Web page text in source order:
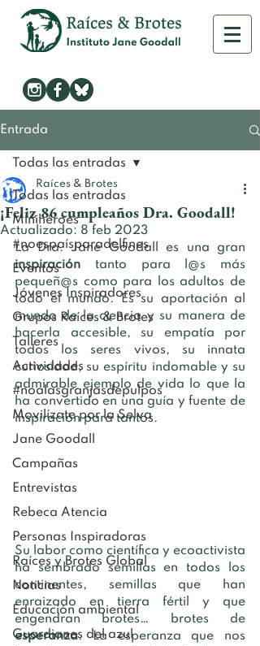
Entrada
Todas las entradas
Minihéroes
#noespaísparadelfines
Eventos
Jóvenes Inspiradores
Grupos Raíces & Brotes
Talleres
Actividades
#noalasgranjasdepulpos
Movilízate por la Selva
Jane Goodall
Campañas
Entrevistas
Rebeca Atencia
Personas Inspiradoras
Raíces y Brotes Global
Noticias
Educación ambiental
Guardianes del azul
Todas las entradas
¡Feliz 86 cumpleaños Dra. Goodall!
Raíces & Brotes
Actualizado: 8 feb 2023
inspiración tanto para l@s más
pequeñ@s como para los adultos de
todo el mundo. Es su aportación al
mundo de la ciencia y su manera de
hacerla accesible, su empatía por
todos los seres vivos, su innata
curiosidad, su espíritu indomable y su
admirable ejemplo de vida lo que la
ha convertido en una guía y fuente de
inspiración para tantos.
Su labor como científica y ecoactivista
ha sembrado semillas en todos los
continentes, semillas que han
enraizado en tierra fértil y que
esperanza. La esperanza que nos